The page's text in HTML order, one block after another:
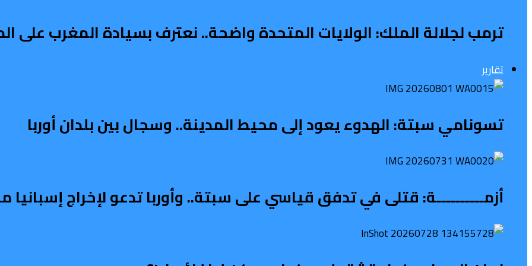
ترمب لجلالة الملك: الولايات المتحدة واضحة.. نعترف بسيادة المغرب على
تقارير
تسونامي سبتة: الهدوء يعود إلى محيط المدينة.. وسجال بين بلدان أوربا
أزمــــــــــة: قتلى في تدفق قياسي على سبتة.. وأوربا تدعو لإخراج